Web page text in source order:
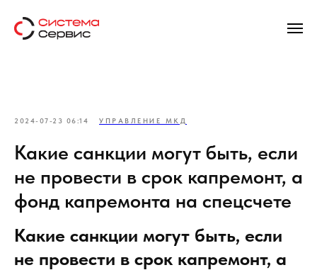
2024-07-23 06:14 УПРАВЛЕНИЕ МКД
Какие санкции могут быть, если
не провести в срок капремонт, а
фонд капремонта на спецсчете
Какие санкции могут быть, если
не провести в срок капремонт, а